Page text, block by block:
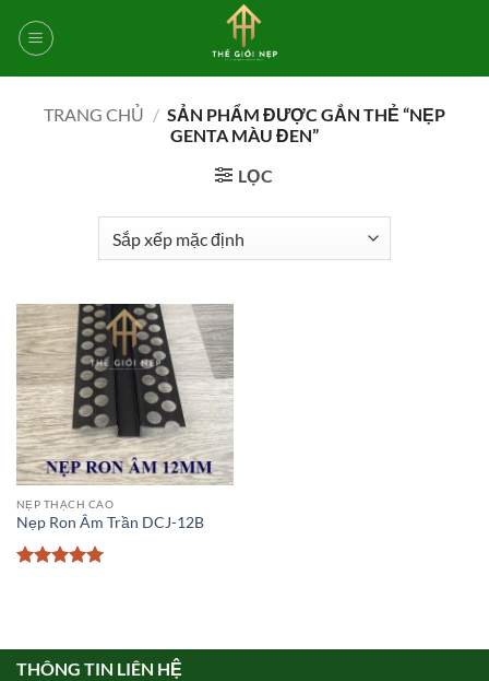
qua
TRANG CHỦ / SẢN PHẨM ĐƯỢC GẮN THẺ “NẸP
GENTA MÀU ĐEN”
LỌC
NẸP THẠCH CAO
Nẹp Ron Âm Trần DCJ-12B
THÔNG TIN LIÊN HỆ